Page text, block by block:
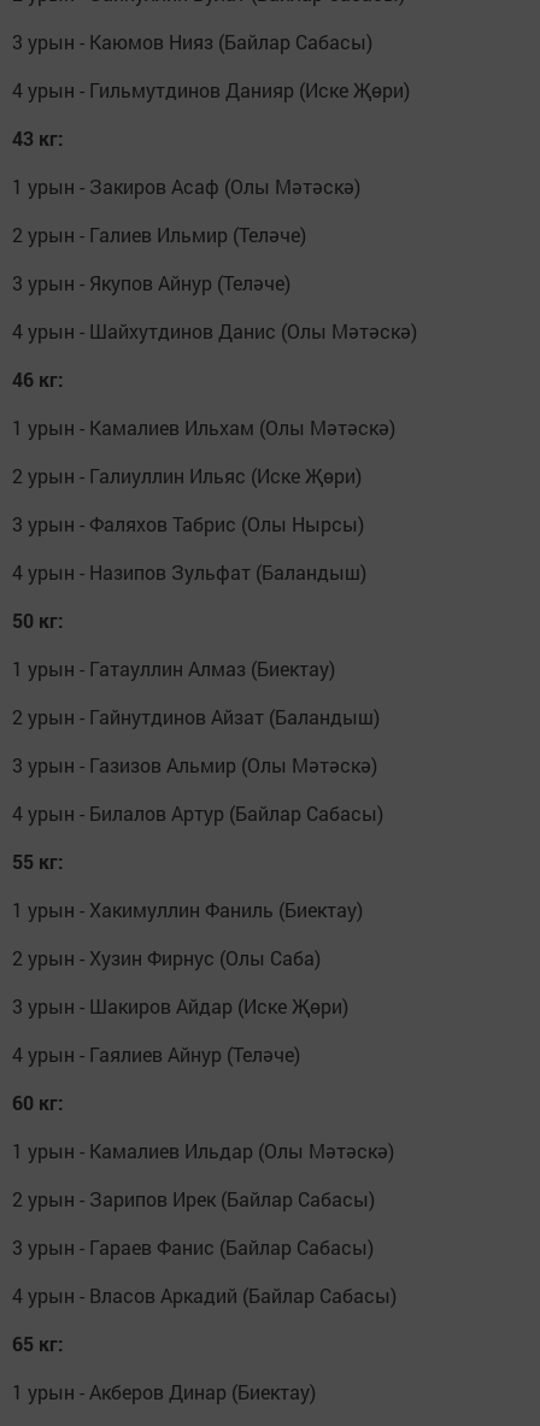
3 урын - Каюмов Нияз (Байлар Сабасы)
4 урын - Гильмутдинов Данияр (Иске Җөри)
43 кг:
1 урын - Закиров Асаф (Олы Мәтәскә)
2 урын - Галиев Ильмир (Теләче)
3 урын - Якупов Айнур (Теләче)
4 урын - Шайхутдинов Данис (Олы Мәтәскә)
46 кг:
1 урын - Камалиев Ильхам (Олы Мәтәскә)
2 урын - Галиуллин Ильяс (Иске Җөри)
3 урын - Фаляхов Табрис (Олы Нырсы)
4 урын - Назипов Зульфат (Баландыш)
50 кг:
1 урын - Гатауллин Алмаз (Биектау)
2 урын - Гайнутдинов Айзат (Баландыш)
3 урын - Газизов Альмир (Олы Мәтәскә)
4 урын - Билалов Артур (Байлар Сабасы)
55 кг:
1 урын - Хакимуллин Фаниль (Биектау)
2 урын - Хузин Фирнус (Олы Саба)
3 урын - Шакиров Айдар (Иске Җөри)
4 урын - Гаялиев Айнур (Теләче)
60 кг:
1 урын - Камалиев Ильдар (Олы Мәтәскә)
2 урын - Зарипов Ирек (Байлар Сабасы)
3 урын - Гараев Фанис (Байлар Сабасы)
4 урын - Власов Аркадий (Байлар Сабасы)
65 кг:
1 урын - Акберов Динар (Биектау)